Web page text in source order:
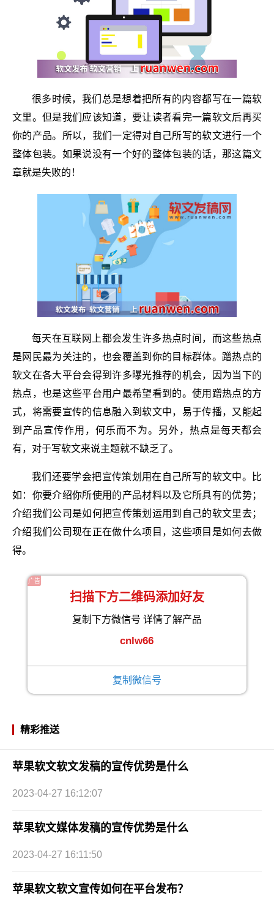
很多时候，我们总是想着把所有的内容都写在一篇软
文里。但是我们应该知道，要让读者看完一篇软文后再买
你的产品。所以，我们一定得对自己所写的软文进行一个
整体包装。如果说没有一个好的整体包装的话，那这篇文
章就是失败的！
每天在互联网上都会发生许多热点时间，而这些热点
是网民最为关注的，也会覆盖到你的目标群体。蹭热点的
软文在各大平台会得到许多曝光推荐的机会，因为当下的
热点，也是这些平台用户最希望看到的。使用蹭热点的方
式，将需要宣传的信息融入到软文中，易于传播，又能起
到产品宣传作用，何乐而不为。另外，热点是每天都会
有，对于写软文来说主题就不缺乏了。
我们还要学会把宣传策划用在自己所写的软文中。比
如：你要介绍你所使用的产品材料以及它所具有的优势；
介绍我们公司是如何把宣传策划运用到自己的软文里去；
介绍我们公司现在正在做什么项目，这些项目是如何去做
得。
广告
扫描下方二维码添加好友
复制下方微信号 详情了解产品
cnlw66
复制微信号
精彩推送
苹果软文软文发稿的宣传优势是什么
2023-04-27 16:12:07
苹果软文媒体发稿的宣传优势是什么
2023-04-27 16:11:50
苹果软文软文宣传如何在平台发布？